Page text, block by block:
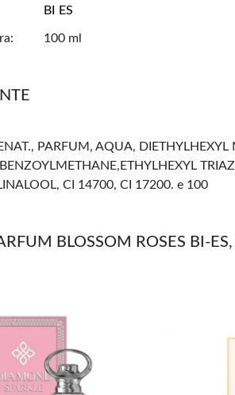
BI ES
100 ml
PARFUM, AQUA,
CI 14700, CI 17200. e 100
BLOSSOM ROSES BI-